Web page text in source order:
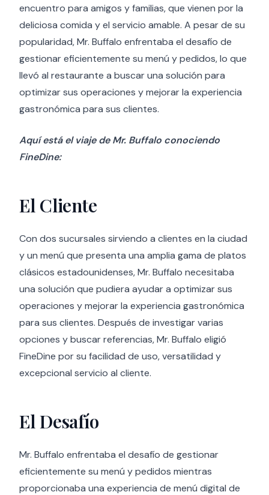
encuentro para amigos y familias, que vienen por la
deliciosa comida y el servicio amable. A pesar de su
popularidad, Mr. Buffalo enfrentaba el desafío de
gestionar eficientemente su menú y pedidos, lo que
llevó al restaurante a buscar una solución para
optimizar sus operaciones y mejorar la experiencia
gastronómica para sus clientes.
Aquí está el viaje de Mr. Buffalo conociendo
FineDine:
El Cliente
Con dos sucursales sirviendo a clientes en la ciudad
y un menú que presenta una amplia gama de platos
clásicos estadounidenses, Mr. Buffalo necesitaba
una solución que pudiera ayudar a optimizar sus
operaciones y mejorar la experiencia gastronómica
para sus clientes. Después de investigar varias
opciones y buscar referencias, Mr. Buffalo eligió
FineDine por su facilidad de uso, versatilidad y
excepcional servicio al cliente.
El Desafío
Mr. Buffalo enfrentaba el desafío de gestionar
eficientemente su menú y pedidos mientras
proporcionaba una experiencia de menú digital de